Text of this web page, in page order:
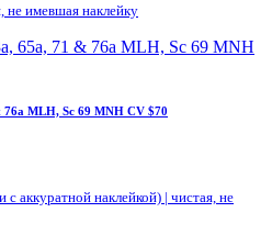
не имевшая наклейку
76a MLH, Sc 69 MNH CV $70
аккуратной наклейкой) | чистая, не